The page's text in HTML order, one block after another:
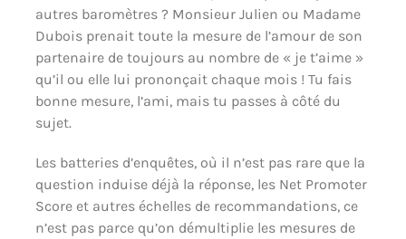
autres baromètres ? Monsieur Julien ou Madame
Dubois prenait toute la mesure de l’amour de son
partenaire de toujours au nombre de « je t’aime »
qu’il ou elle lui prononçait chaque mois ! Tu fais
bonne mesure, l’ami, mais tu passes à côté du
sujet.
Les batteries d’enquêtes, où il n’est pas rare que la
question induise déjà la réponse, les Net Promoter
Score et autres échelles de recommandations, ce
n’est pas parce qu’on démultiplie les mesures de